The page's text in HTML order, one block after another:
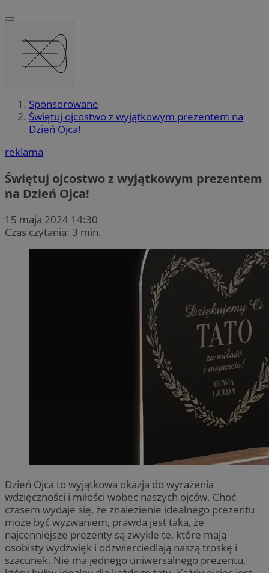
Sponsorowane
Świętuj ojcostwo z wyjątkowym prezentem na
Dzień Ojca!
reklama
Świętuj ojcostwo z wyjątkowym prezentem
na Dzień Ojca!
15 maja 2024 14:30
Czas czytania: 3 min.
Dzień Ojca to wyjątkowa okazja do wyrażenia
wdzięczności i miłości wobec naszych ojców. Choć
czasem wydaje się, że znalezienie idealnego prezentu
może być wyzwaniem, prawda jest taka, że
najcenniejsze prezenty są zwykle te, które mają
osobisty wydźwięk i odzwierciedlają naszą troskę i
szacunek. Nie ma jednego uniwersalnego prezentu,